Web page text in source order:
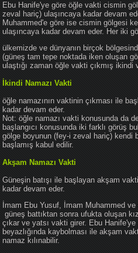
Ebu Hanife'ye göre öğle vakti cismin
zeval hariç) ulaşıncaya kadar devam
Muhammed'e göre ise cismin gölgesi
ulaşıncaya kadar devam eder. Her iki
ülkemizde ve dünyanın birçok
(güneş tam tepe noktada iken oluşan
ulaştığı zaman öğle vakti çıkmış
İkindi Namazı Vakti
öğle namazının vaktinin çıkması ile
kadar devam eder.
Not: öğle namazı vakti konusunda da
başlangıcı konusunda iki farklı görüş
gölge boyunun (fey-i zeval hariç) kendi
başlamış kabul edilir.
Akşam Namazı Vakti
Güneşin batışı ile başlayan akşam
kadar devam eder.
İmam Ebu Yusuf, İmam Muhammed
güneş battıktan sonra ufukta oluşan
çıkar ve yatsı vakti girer. Ebu Hanife'ye
beyazlığında kaybolması ile akşam
namaz kılınabilir.